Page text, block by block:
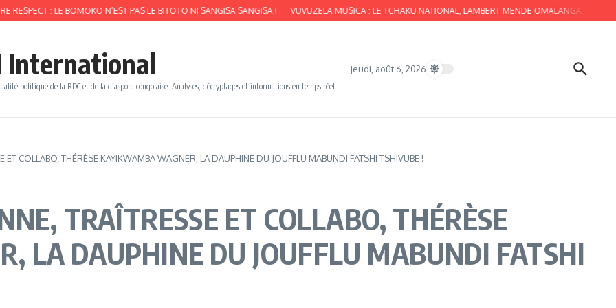
BOMOKO N’EST PAS LE BITOTO NI SANGISA SANGISA ! VUVUZELA MUSICA : LE TCHAKU NATIONAL, LAMBERT MENDE OMALANGA, QUATTRO
International
politique de la RDC et de la diaspora congolaise. Analyses, décryptages et informations en temps réel.
jeudi, août 6, 2026
ET COLLABO, THÉRÈSE KAYIKWAMBA WAGNER, LA DAUPHINE DU JOUFFLU MABUNDI FATSHI TSHIVUBE !
TRAÎTRESSE ET COLLABO, THÉRÈSE
LA DAUPHINE DU JOUFFLU MABUNDI FATSHI